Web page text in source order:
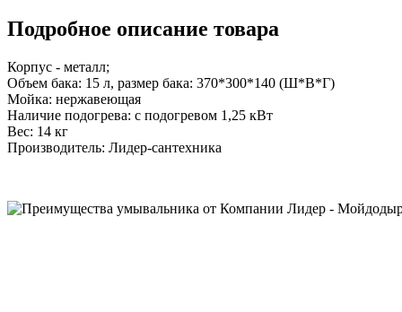
Подробное описание товара
Корпус - металл;
Объем бака: 15 л, размер бака: 370*300*140 (Ш*В*Г)
Мойка: нержавеющая
Наличие подогрева: с подогревом 1,25 кВт
Вес: 14 кг
Производитель: Лидер-сантехника